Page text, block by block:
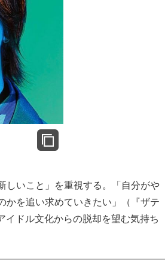
いこと」を重視する。「自分がや
かを追い求めていきたい」（『ザテ
イドル文化からの脱却を望む気持ち